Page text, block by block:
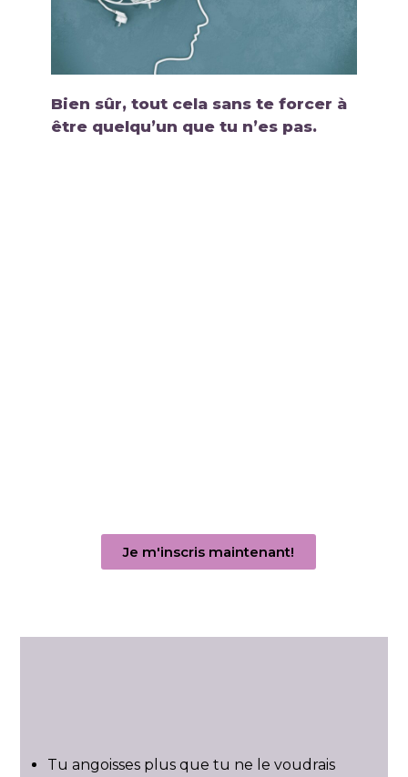
Bien sûr, tout cela sans te forcer à
être quelqu’un que tu n’es pas.
Je m'inscris maintenant!
Tu angoisses plus que tu ne le voudrais